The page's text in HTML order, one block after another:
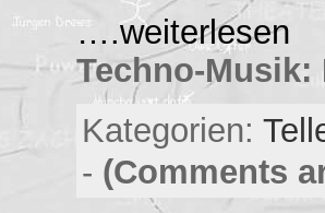
….weiterlesen
Techno-Musik:
Kategorien:
- (Comments